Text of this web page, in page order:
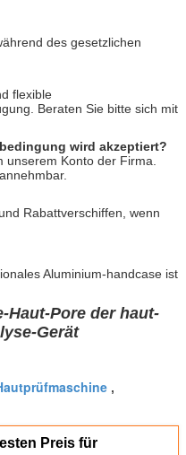
des gesetzlichen
flexible
Beraten Sie bitte sich mit
wird akzeptiert?
Konto der Firma.
Rabattverschiffen, wenn
Aluminium-handcase ist
Haut-Pore der haut-
Gerät
,
Preis für